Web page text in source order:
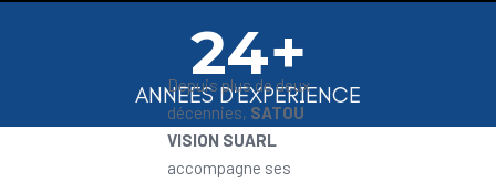
24+
ANNEES D'EXPERIENCE
Depuis plus de deux
décennies, SATOU
VISION SUARL
accompagne ses